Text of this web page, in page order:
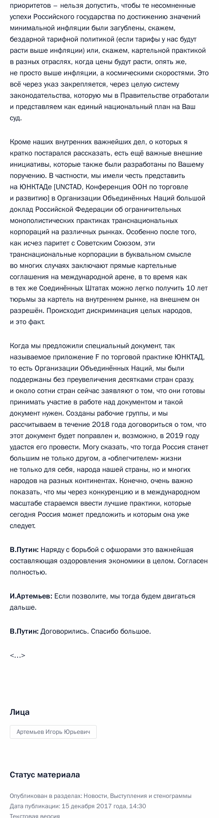
приоритетов – нельзя допустить, чтобы те несомненные
успехи Российского государства по достижению значений
минимальной инфляции были загублены, скажем,
бездарной тарифной политикой (если тарифы у нас будут
расти выше инфляции) или, скажем, картельной практикой
в разных отраслях, когда цены будут расти, опять же,
не просто выше инфляции, а космическими скоростями. Это
всё через указ закрепляется, через целую систему
законодательства, которую мы в Правительстве отработали
и представляем как единый национальный план на Ваш
суд.
Кроме наших внутренних важнейших дел, о которых я
кратко постарался рассказать, есть ещё важные внешние
инициативы, которые также были разработаны по Вашему
поручению. В частности, мы имели честь представить
на ЮНКТАДе [UNCTAD, Конференция ООН по торговле
и развитию] в Организации Объединённых Наций большой
доклад Российской Федерации об ограничительных
монополистических практиках транснациональных
корпораций на различных рынках. Особенно после того,
как исчез паритет с Советским Союзом, эти
транснациональные корпорации в буквальном смысле
во многих случаях заключают прямые картельные
соглашения на международной арене, в то время как
в тех же Соединённых Штатах можно легко получить 10 лет
тюрьмы за картель на внутреннем рынке, на внешнем он
разрешён. Происходит дискриминация целых народов,
и это факт.
Когда мы предложили специальный документ, так
называемое приложение F по торговой практике ЮНКТАД,
то есть Организации Объединённых Наций, мы были
поддержаны без преувеличения десятками стран сразу,
и около сотни стран сейчас заявляют о том, что они готовы
принимать участие в работе над документом и такой
документ нужен. Созданы рабочие группы, и мы
рассчитываем в течение 2018 года договориться о том, что
этот документ будет поправлен и, возможно, в 2019 году
удастся его провести. Могу сказать, что тогда Россия станет
большим не только другом, а «облегчителем» жизни
не только для себя, народа нашей страны, но и многих
народов на разных континентах. Конечно, очень важно
показать, что мы через конкуренцию и в международном
масштабе стараемся ввести лучшие практики, которые
сегодня Россия может предложить и которым она уже
следует.
В.Путин: Наряду с борьбой с офшорами это важнейшая
составляющая оздоровления экономики в целом. Согласен
полностью.
И.Артемьев: Если позволите, мы тогда будем двигаться
дальше.
В.Путин: Договорились. Спасибо большое.
<…>
Лица
Артемьев Игорь Юрьевич
Статус материала
Опубликован в разделах: Новости, Выступления и стенограммы
Дата публикации: 15 декабря 2017 года, 14:30